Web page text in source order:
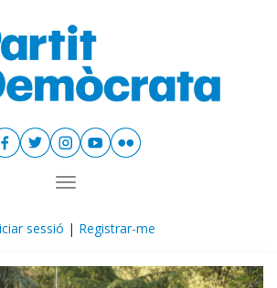
Toggle navigation
sessió | Registrar-me